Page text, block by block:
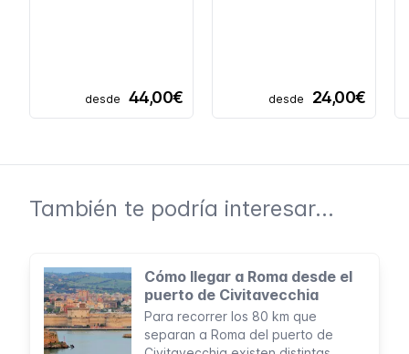
desde 44,00€ desde 24,00€
También te podría interesar...
Cómo llegar a Roma desde el
puerto de Civitavecchia
Para recorrer los 80 km que
separan a Roma del puerto de